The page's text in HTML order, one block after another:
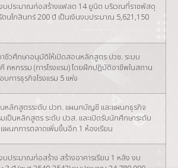
บประมาณก่อสร้างแฟลต 14 ยูนิต บริเวณที่ราชพัสดุ
นโกสินทร์ 200 ปี เป็นเงินงบประมาณ 5,621,150
ชีวศึกษาอนุมัติให้เปิดสอนหลักสูตร ปวช. ระบบ
คหกรรม (การโรงแรม) โดยฝึกปฏิบัติอาชีพในสถาน
บการธุรกิจโรงแรม 5 แห่ง
หลักสูตรระดับ ปวท. แผนกบัญชี และแผนกธุรกิจ
มเป็นหลักสูตร ระดับ ปวส. และเปิดรับนักศึกษาระดับ
ผนกการตลาดเพิ่มขึ้นอีก 1 ห้องเรียน
บประมาณก่อสร้าง สร้างอาคารเรียน 1 หลัง งบ